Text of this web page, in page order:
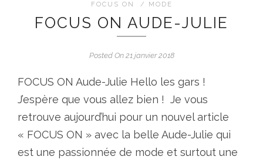
FOCUS ON / MODE
FOCUS ON AUDE-JULIE
Posted On 21 janvier 2018
FOCUS ON Aude-Julie Hello les gars !
J’espère que vous allez bien ! Je vous
retrouve aujourd’hui pour un nouvel article
« FOCUS ON » avec la belle Aude-Julie qui
est une passionnée de mode et surtout une